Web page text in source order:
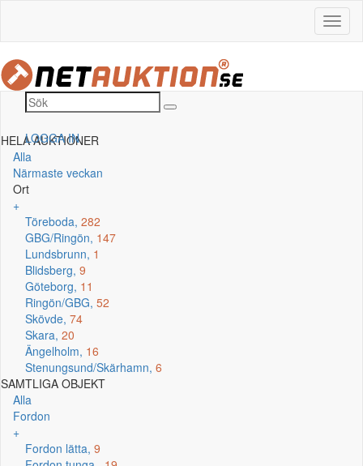
LOGGA IN
HELA AUKTIONER
Alla
Närmaste veckan
Ort
+
Töreboda, 282
GBG/Ringön, 147
Lundsbrunn, 1
Blidsberg, 9
Göteborg, 11
Ringön/GBG, 52
Skövde, 74
Skara, 20
Ängelholm, 16
Stenungsund/Skärhamn, 6
SAMTLIGA OBJEKT
Alla
Fordon
+
Fordon lätta, 9